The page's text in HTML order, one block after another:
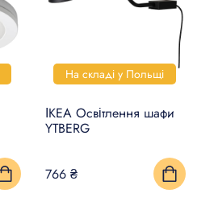
На складі у Польщі
ІКЕА Освітлення шафи
YTBERG
766 ₴